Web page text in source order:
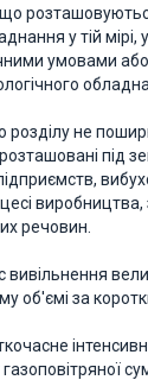
у тій мірі,
умовами
розділу не
під
речовин.
об'ємі за